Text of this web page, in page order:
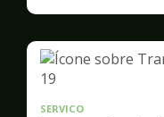
SERVICO